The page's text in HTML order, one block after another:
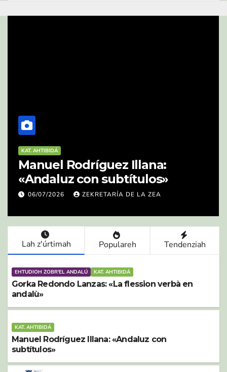
EHTUDIOH ZOBR'EL ANDALÚ
Cristina Rodríguez López: «El
uso del andaluz en el Carnaval
de Isla Cristina: actitudes,
21/06/2026 ZEKRETARÍA DE LA ZEA
Lah z'úrtimah Populareh Tendenziah
EHTUDIOH ZOBR'EL ANDALÚ KAT. AHTIBIDÁ
Gorka Redondo Lanzas: «La flession verbà en
andalù»
KAT. AHTIBIDÁ
Manuel Rodríguez Illana: «Andaluz con
subtítulos»